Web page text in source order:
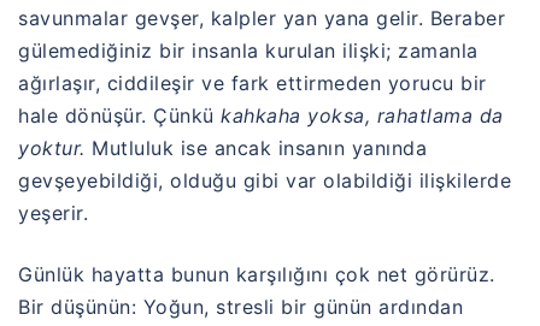
savunmalar gevşer, kalpler yan yana gelir. Beraber
gülemediğiniz bir insanla kurulan ilişki; zamanla
ağırlaşır, ciddileşir ve fark ettirmeden yorucu bir
hale dönüşür. Çünkü kahkaha yoksa, rahatlama da
yoktur. Mutluluk ise ancak insanın yanında
gevşeyebildiği, olduğu gibi var olabildiği ilişkilerde
yeşerir.
Günlük hayatta bunun karşılığını çok net görürüz.
Bir düşünün: Yoğun, stresli bir günün ardından